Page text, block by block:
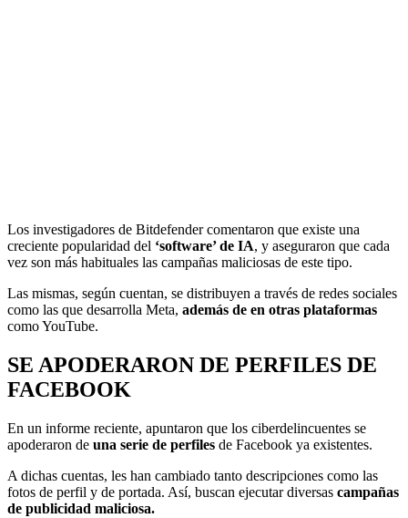
Los investigadores de Bitdefender comentaron que existe una
creciente popularidad del ‘software’ de IA, y aseguraron que cada
vez son más habituales las campañas maliciosas de este tipo.
Las mismas, según cuentan, se distribuyen a través de redes sociales
como las que desarrolla Meta, además de en otras plataformas
como YouTube.
SE APODERARON DE PERFILES DE
FACEBOOK
En un informe reciente, apuntaron que los ciberdelincuentes se
apoderaron de una serie de perfiles de Facebook ya existentes.
A dichas cuentas, les han cambiado tanto descripciones como las
fotos de perfil y de portada. Así, buscan ejecutar diversas campañas
de publicidad maliciosa.